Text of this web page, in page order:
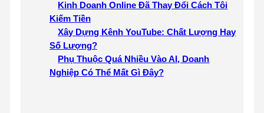
Kinh Doanh Online Đã Thay Đổi Cách Tôi
Kiếm Tiền
Xây Dựng Kênh YouTube: Chất Lượng Hay
Số Lượng?
Phụ Thuộc Quá Nhiều Vào AI, Doanh
Nghiệp Có Thể Mất Gì Đây?